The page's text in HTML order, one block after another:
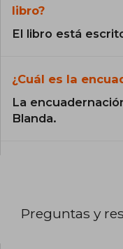
libro?
El libro está
¿Cuál es la
La
Blanda.
Preguntas y